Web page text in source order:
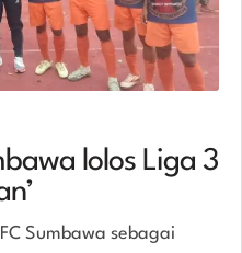
lolos Liga 3
Sumbawa sebagai